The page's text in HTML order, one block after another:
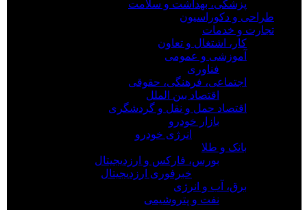
پزشکی، بهداشت و سلامت
طراحی و دکوراسیون
تجارت و خدمات
کار، اشتغال و تعاون
آموزشی و عمومی
فناوری
اجتماعی، فرهنگی، حقوقی
اقتصاد بین الملل
اقتصاد حمل و نقل و گردشگری
بازار خودرو
انرژی خودرو
بانک و طلا
بورس، فارکس و ارزدیجیتال
خبرفوری ارزدیجیتال
برق، آب و انرژی
نفت و پتروشیمی
محیط زیست و کشاورزی
پزشکی، بهداشت و سلامت
طراحی و دکوراسیون
تجارت و خدمات
کار، اشتغال و تعاون
آموزشی و عمومی
فناوری
اجتماعی، فرهنگی، حقوقی
اقتصاد بین الملل
اقتصاد حمل و نقل و گردشگری
بازار خودرو
بانک و طلا
بورس، فارکس و ارزدیجیتال
خبرفوری ارزدیجیتال
برق، آب و انرژی